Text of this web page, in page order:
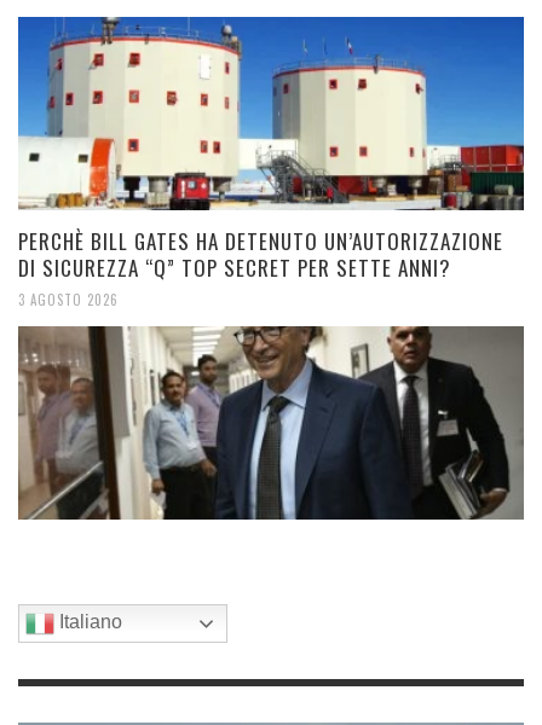
PERCHÈ BILL GATES HA DETENUTO UN’AUTORIZZAZIONE
DI SICUREZZA “Q” TOP SECRET PER SETTE ANNI?
3 AGOSTO 2026
Italiano